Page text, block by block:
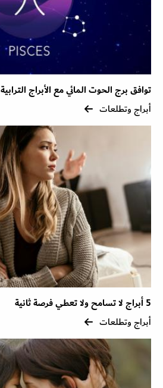
توافق برج الحوت المائي مع الأبراج الترابية
أبراج وتطلعات
5 أبراج لا تسامح ولا تعطي فرصة ثانية
أبراج وتطلعات